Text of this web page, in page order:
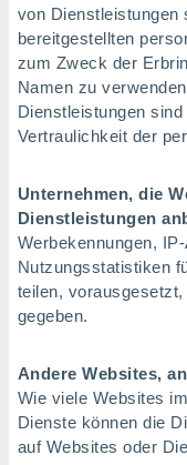
von Dienstleistungen
bereitgestellten
zum Zweck der
Namen zu
Dienstleistungen
Vertraulichkeit der
Unternehmen, die
Dienstleistungen
Werbekennungen,
Nutzungsstatistiken
teilen,
gegeben.
Andere Websites,
Wie viele Websites
Dienste können die
auf Websites oder